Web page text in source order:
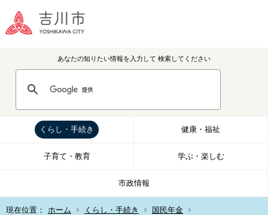
あなたの知りたい情報を入力して 検索してください
くらし・手続き 健康・福祉
子育て・教育 学ぶ・楽しむ
市政情報
現在位置： ホーム くらし・手続き
国民年金